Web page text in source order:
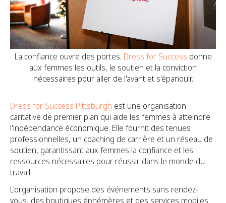
La confiance ouvre des portes. Dress for Success donne
aux femmes les outils, le soutien et la conviction
nécessaires pour aller de l'avant et s'épanouir.
Dress for Success Pittsburgh est une organisation
caritative de premier plan qui aide les femmes à atteindre
l'indépendance économique. Elle fournit des tenues
professionnelles, un coaching de carrière et un réseau de
soutien, garantissant aux femmes la confiance et les
ressources nécessaires pour réussir dans le monde du
travail.
L'organisation propose des événements sans rendez-
vous, des boutiques éphémères et des services mobiles